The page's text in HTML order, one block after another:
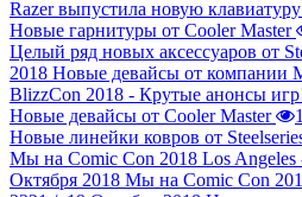
Razer выпустила новую клавиатуру
Новые гарнитуры от Cooler Master
Целый ряд новых аксессуаров от
2018 Новые девайсы от компании
BlizzCon 2018 - Крутые анонсы
Новые девайсы от Cooler Master
Новые линейки ковров от
Мы на Comic Сon 2018 Los Angeles
Октября 2018 Мы на Comic Сon